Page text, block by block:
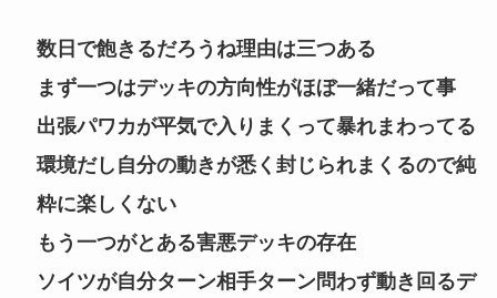
数日で飽きるだろうね理由は三つある
まず一つはデッキの方向性がほぼ一緒だって事
出張パワカが平気で入りまくって暴れまわってる
環境だし自分の動きが悉く封じられまくるので純
粋に楽しくない
もう一つがとある害悪デッキの存在
ソイツが自分ターン相手ターン問わず動き回るデ